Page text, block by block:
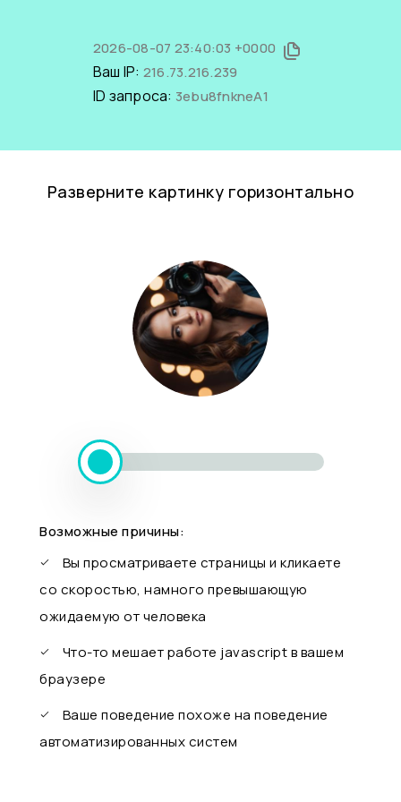
2026-08-07 23:40:03 +0000
Ваш IP: 216.73.216.239
ID запроса: 3ebu8fnkneA1
Разверните картинку горизонтально
Возможные причины:
Вы просматриваете страницы и кликаете
со скоростью, намного превышающую
ожидаемую от человека
Что-то мешает работе javascript в вашем
браузере
Ваше поведение похоже на поведение
автоматизированных систем